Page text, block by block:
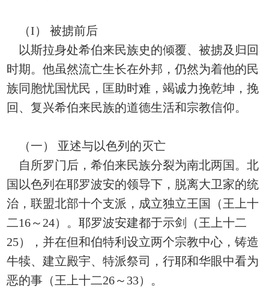
（I） 被掳前后
以斯拉身处希伯来民族史的倾覆、被掳及归回
时期。他虽然流亡生长在外邦，仍然为着他的民
族同胞忧国忧民，匡助时难，竭诚力挽乾坤，挽
回、复兴希伯来民族的道德生活和宗教信仰。
（一） 亚述与以色列的灭亡
自所罗门后，希伯来民族分裂为南北两国。北
国以色列在耶罗波安的领导下，脱离大卫家的统
治，联盟北部十个支派，成立独立王国（王上十
二16～24）。耶罗波安建都于示剑（王上十二
25），并在但和伯特利设立两个宗教中心，铸造
牛犊、建立殿宇、特派祭司，行耶和华眼中看为
恶的事（王上十二26～33）。